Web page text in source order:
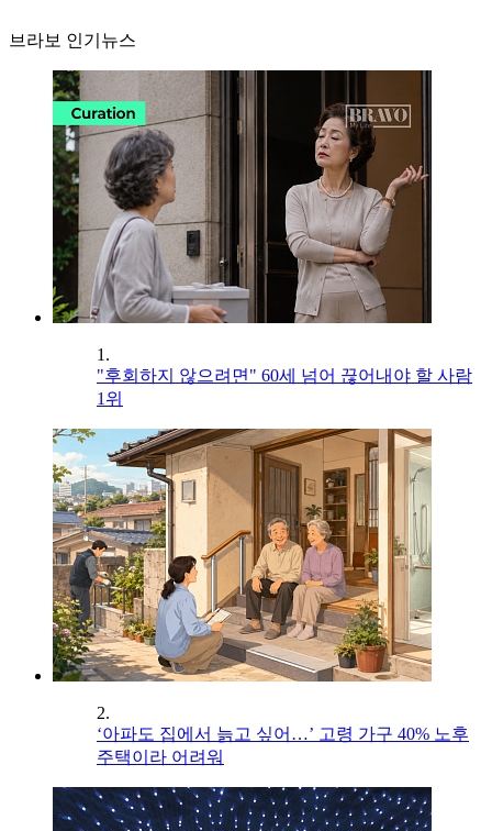
브라보 인기뉴스
1.
"후회하지 않으려면" 60세 넘어 끊어내야 할 사람
1위
2.
‘아파도 집에서 늙고 싶어…’ 고령 가구 40% 노후
주택이라 어려워